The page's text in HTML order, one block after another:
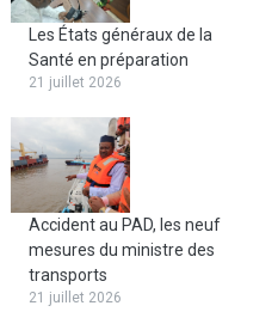
Les États généraux de la
Santé en préparation
21 juillet 2026
Accident au PAD, les neuf
mesures du ministre des
transports
21 juillet 2026